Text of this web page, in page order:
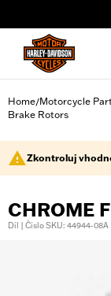
Home/Motorcycle
Brake Rotors
Zkontroluj
CHROME
Díl | Číslo SKU: 44944-08A